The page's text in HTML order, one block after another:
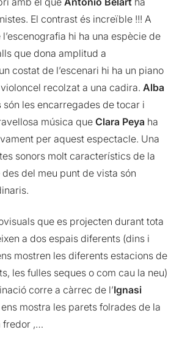
El contrast és increïble !!! A
hi ha una espècie de
que dona amplitud a
costat de l’escenari hi ha un piano
recolzat a una cadira.Alba
són les encarregades de tocar i
música queClara Peya ha
per aquest espectacle. Una
sonors molt característics de la
del meu punt de vista són
que es projecten durant tota
a dos espais diferents (dins i
mostren les diferents estacions de
les fulles seques o com cau la neu)
corre a càrrec de l’Ignasi
mostra les parets folrades de la
fredor ,…